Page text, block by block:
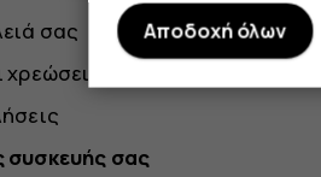
σας
δικτύου
συσκευής σας
Αποδοχή όλων